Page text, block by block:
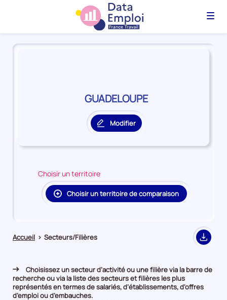
Menu
Panorama
GUADELOUPE
Modifier
le
principal
Choisir un territoire
Choisir un territoire de comparaison
Accueil > Secteurs/Filières Export
Choisissez un secteur d’activité ou une filière via la barre de
recherche ou via la liste des secteurs et filières les plus
représentés en termes de salariés, d’établissements, d'offres
d’emploi ou d’embauches.